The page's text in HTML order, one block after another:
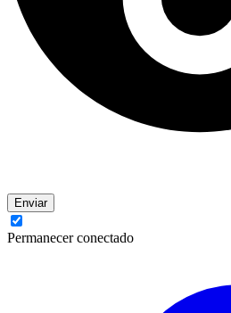
Enviar
Permanecer conectado